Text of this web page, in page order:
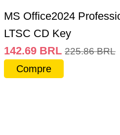
MS Office2024
LTSC CD Key
142.69 BRL 225.86 BRL
Compre